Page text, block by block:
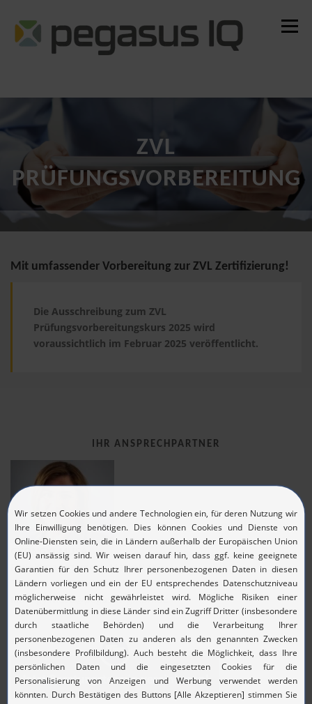
Inhalt
springen
Menü
ZVL
PRÜFUNGSVORBEREITUNG
Mit umfassender Vorbereitung zur ZVL Zertifizierung!
Die Ausschreibung zum ZVL
Prüfungsvorbereitungskurs 2025 wird
voraussichtlich im Februar 2025 veröffentlicht.
IHR ANSPRECHPARTNER
GYÖNGYI MUSA
Projektmanagement, Marketing
Tel.: 09402 503 – 193
Mail:gy.musa@pegasus-gmbh.de